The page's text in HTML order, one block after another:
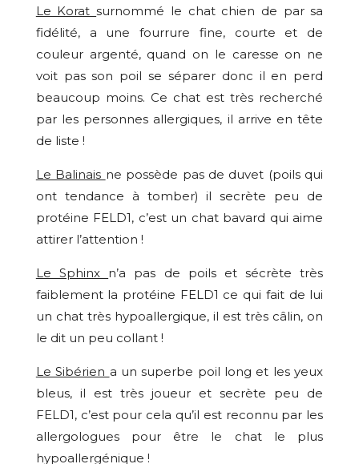
Le Koratsurnommé le chat chien de par sa
fidélité,a une fourrure fine, courte et de
couleur argenté, quand on le caresse on ne
voit pas son poil se séparer donc il en perd
beaucoup moins. Ce chat est très recherché
par les personnes allergiques, il arrive en tête
de liste !
Le Balinais ne possède pas de duvet (poils qui
ont tendance à tomber) il secrète peu de
protéine FELD1, c’est un chat bavard qui aime
attirer l’attention !
Le Sphinx n’a pas de poils et sécrète très
faiblement la protéine FELD1 ce qui fait de lui
un chat très hypoallergique, il est très câlin, on
le dit un peu collant !
Le Sibérien a un superbe poil long et les yeux
bleus, il est très joueur et secrète peu de
FELD1, c’est pour cela qu’il est reconnu par les
allergologues pour être le chat le plus
hypoallergénique !